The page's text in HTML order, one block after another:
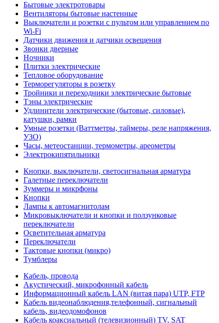
Бытовые электротовары
Вентиляторы бытовые настенные
Выключатели и розетки с пультом или управлением по
Wi-Fi
Датчики движения и датчики освещения
Звонки дверные
Ночники
Плитки электрические
Тепловое оборудование
Терморегуляторы в розетку
Тройники и переходники электрические бытовые
Тэны электрические
Удлинители электрические (бытовые, силовые),
катушки, рамки
Умные розетки (Ваттметры, таймеры, реле напряжения,
УЗО)
Часы, метеостанции, термометры, ареометры
Электрокипятильники
Кнопки, выключатели, светосигнальная арматура
Галетные переключатели
Зуммеры и микрфоны
Кнопки
Лампы к автомагнитолам
Микровыключатели и кнопки и ползунковые
переключатели
Осветительная арматура
Переключатели
Тактовые кнопки (микро)
Тумблеры
Кабель, провода
Акустический, микрофонный кабель
Информационный кабель LAN (витая пара) UTP, FTP
Кабель видеонаблюдения,телефонный, сигнальный
кабель, видеодомофонов
Кабель коаксиальный (телевизионный) TV, SAT